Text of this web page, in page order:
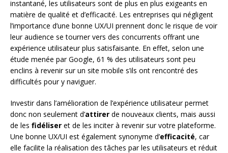
instantané, les utilisateurs sont de plus en plus exigeants en
matière de qualité et d’efficacité. Les entreprises qui négligent
l’importance d’une bonne UX/UI prennent donc le risque de voir
leur audience se tourner vers des concurrents offrant une
expérience utilisateur plus satisfaisante. En effet, selon une
étude menée par Google, 61 % des utilisateurs sont peu
enclins à revenir sur un site mobile s’ils ont rencontré des
difficultés pour y naviguer.
Investir dans l’amélioration de l’expérience utilisateur permet
donc non seulement d’attirer de nouveaux clients, mais aussi
de les fidéliser et de les inciter à revenir sur votre plateforme.
Une bonne UX/UI est également synonyme d’efficacité, car
elle facilite la réalisation des tâches par les utilisateurs et réduit